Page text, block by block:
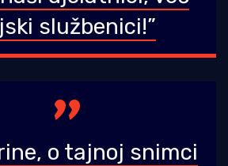
službenici!”
o tajnoj snimci